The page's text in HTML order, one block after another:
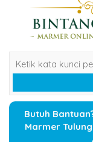
Butuh
Marmer